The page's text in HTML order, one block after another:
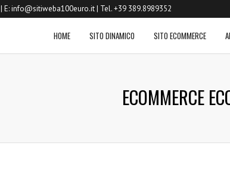
| E:info@sitiweba100euro.it| Tel. +39 389.8989352
HOME SITO DINAMICO SITO ECOMMERCE
ECOMMERCE